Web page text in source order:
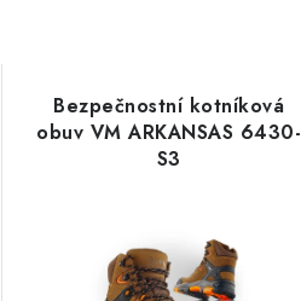
Bezpečnostní kotníková
obuv VM ARKANSAS 6430-
S3